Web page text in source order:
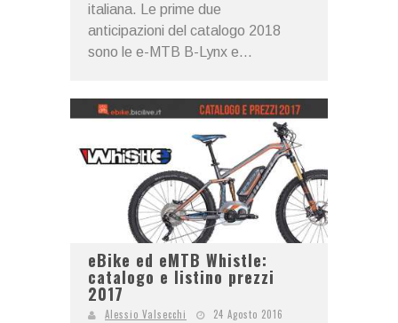
italiana. Le prime due
anticipazioni del catalogo 2018
sono le e-MTB B-Lynx e...
eBike ed eMTB Whistle:
catalogo e listino prezzi
2017
Alessio Valsecchi
24 Agosto 2016